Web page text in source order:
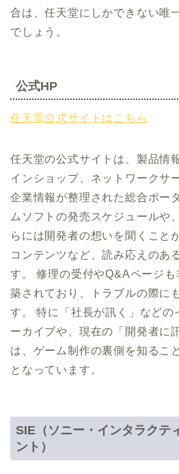
合は、任天堂にしかできない唯
でしょう。
公式HP
任天堂公式サイトはこちら
任天堂の公式サイトは、製品情
インショップ、ネットワークサ
企業情報が整理された総合ポー
ムソフトの発売スケジュールや
らには開発者の想いを聞くこと
コンテンツなど、読み応えのあ
す。 修理の受付やQ&Aページ
築されており、トラブルの際に
す。 特に「社長が訊く」などの
ーカイブや、現在の「開発者に
は、ゲーム制作の裏側を知るこ
となっています。
SIE（ソニー・インタラクテ
ント）